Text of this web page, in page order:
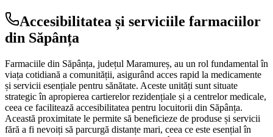
Accesibilitatea și serviciile farmaciilor
din Săpânța
Farmaciile din Săpânța, județul Maramureș, au un rol fundamental în
viața cotidiană a comunității, asigurând acces rapid la medicamente
și servicii esențiale pentru sănătate. Aceste unități sunt situate
strategic în apropierea cartierelor rezidențiale și a centrelor medicale,
ceea ce facilitează accesibilitatea pentru locuitorii din Săpânța.
Această proximitate le permite să beneficieze de produse și servicii
fără a fi nevoiți să parcurgă distanțe mari, ceea ce este esențial în